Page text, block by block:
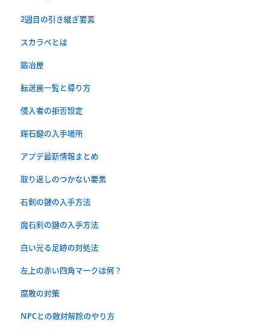
2週目の引き継ぎ要素
スカラベとは
鍛冶屋
転送罠一覧と帰り方
侵入者の拒否設定
輝石鍵の入手場所
アプデ最新情報まとめ
取り返しのつかない要素
石剣の鍵の入手方法
魔石剣の鍵の入手方法
白い光る足跡の対処法
左上の赤い四角マークは何？
腐敗の対策
NPCとの敵対解除のやり方